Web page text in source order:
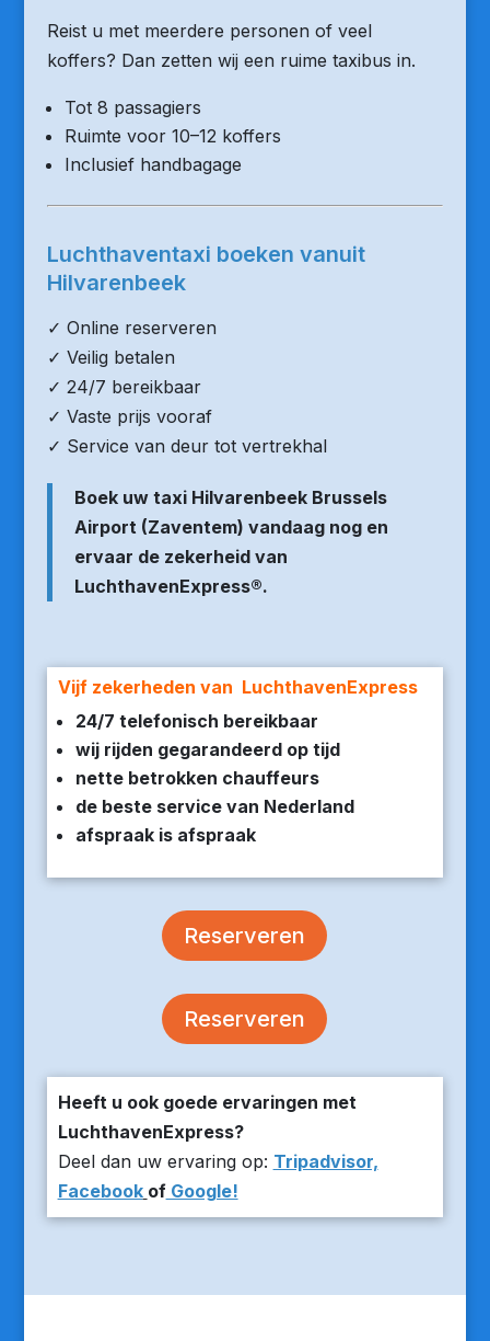
Reist u met meerdere personen of veel
koffers? Dan zetten wij een ruime taxibus in.
Tot 8 passagiers
Ruimte voor 10–12 koffers
Inclusief handbagage
Luchthaventaxi boeken vanuit
Hilvarenbeek
✓ Online reserveren
✓ Veilig betalen
✓ 24/7 bereikbaar
✓ Vaste prijs vooraf
✓ Service van deur tot vertrekhal
Boek uw taxi Hilvarenbeek Brussels
Airport (Zaventem) vandaag nog en
ervaar de zekerheid van
LuchthavenExpress®.
Vijf zekerheden van LuchthavenExpress
24/7 telefonisch bereikbaar
wij rijden gegarandeerd op tijd
nette betrokken chauffeurs
de beste service van Nederland
afspraak is afspraak
Reserveren
Reserveren
Heeft u ook goede ervaringen met
LuchthavenExpress?
Deel dan uw ervaring op: Tripadvisor,
Facebook ofGoogle!